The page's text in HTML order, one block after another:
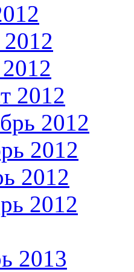
2012
2012
2012
2012
2012
2013